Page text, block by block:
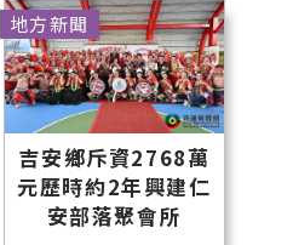
吉安鄉斥資2768萬
元歷時約2年興建仁
安部落聚會所
地方新聞